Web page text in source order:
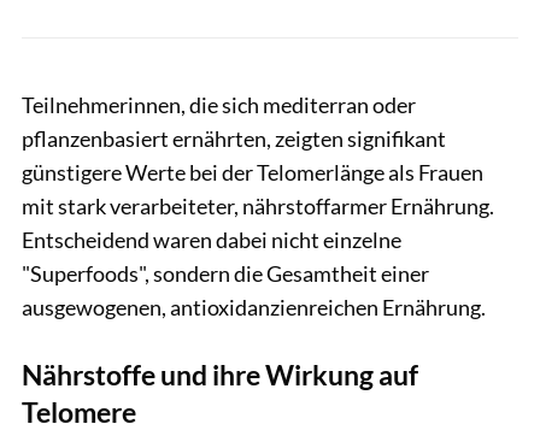
Teilnehmerinnen, die sich mediterran oder
pflanzenbasiert ernährten, zeigten signifikant
günstigere Werte bei der Telomerlänge als Frauen
mit stark verarbeiteter, nährstoffarmer Ernährung.
Entscheidend waren dabei nicht einzelne
"Superfoods", sondern die Gesamtheit einer
ausgewogenen, antioxidanzienreichen Ernährung.
Nährstoffe und ihre Wirkung auf
Telomere